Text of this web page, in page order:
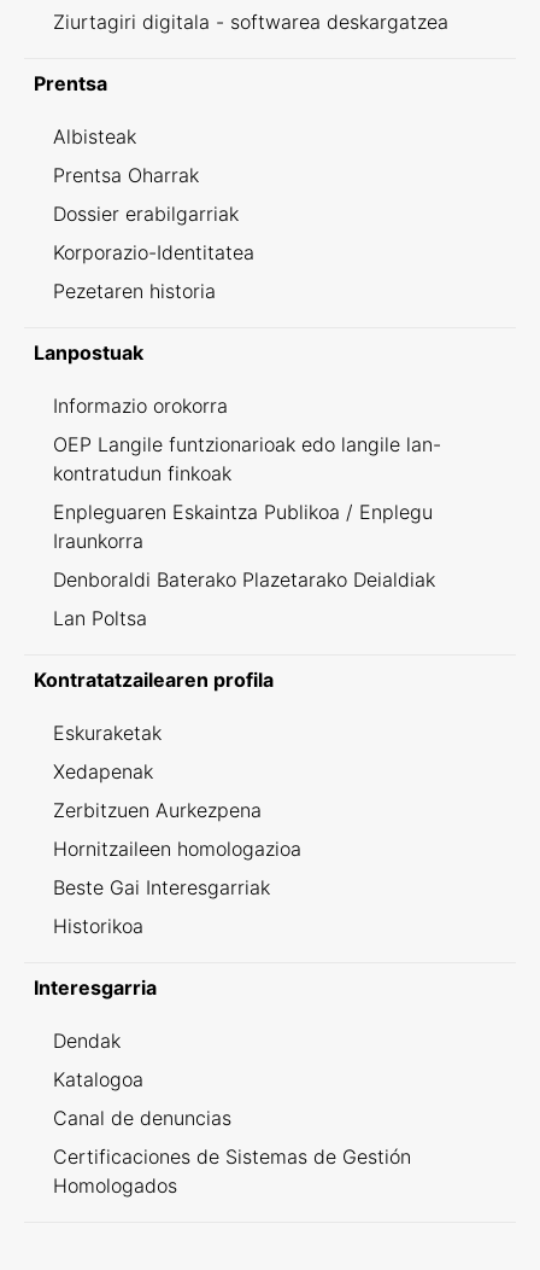
Ziurtagiri digitala - softwarea deskargatzea
Prentsa
Albisteak
Prentsa Oharrak
Dossier erabilgarriak
Korporazio-Identitatea
Pezetaren historia
Lanpostuak
Informazio orokorra
OEP Langile funtzionarioak edo langile lan-
kontratudun finkoak
Enpleguaren Eskaintza Publikoa / Enplegu
Iraunkorra
Denboraldi Baterako Plazetarako Deialdiak
Lan Poltsa
Kontratatzailearen profila
Eskuraketak
Xedapenak
Zerbitzuen Aurkezpena
Hornitzaileen homologazioa
Beste Gai Interesgarriak
Historikoa
Interesgarria
Dendak
Katalogoa
Canal de denuncias
Certificaciones de Sistemas de Gestión
Homologados